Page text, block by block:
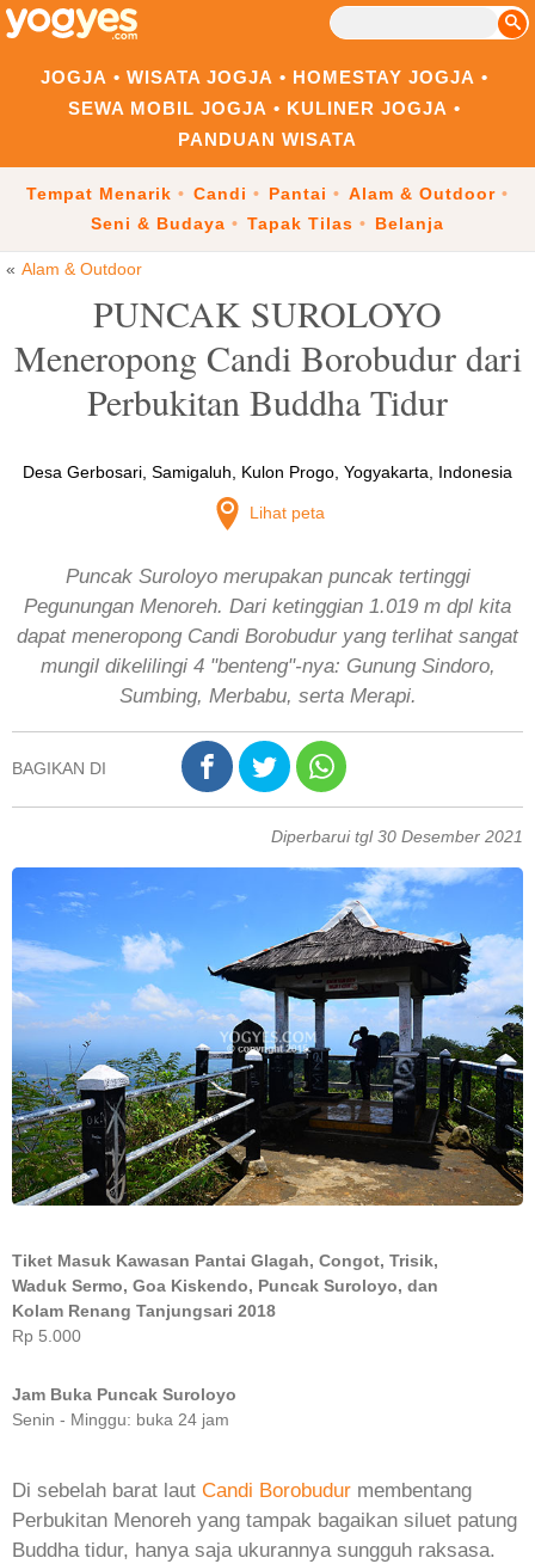
JOGJA WISATA JOGJA
HOMESTAY JOGJA
SEWA MOBIL JOGJA
KULINER JOGJA
PANDUAN WISATA
Tempat Menarik Candi Pantai
Alam & Outdoor
Seni & Budaya
Tapak Tilas Belanja
Alam & Outdoor
PUNCAK SUROLOYO
Meneropong Candi Borobudur dari
Perbukitan Buddha Tidur
Desa Gerbosari, Samigaluh, Kulon Progo, Yogyakarta, Indonesia
Lihat peta
Puncak Suroloyo merupakan puncak tertinggi
Pegunungan Menoreh. Dari ketinggian 1.019 m dpl kita
dapat meneropong Candi Borobudur yang terlihat sangat
mungil dikelilingi 4 "benteng"-nya: Gunung Sindoro,
Sumbing, Merbabu, serta Merapi.
BAGIKAN DI
Diperbarui tgl 30 Desember 2021
Tiket Masuk Kawasan Pantai Glagah, Congot, Trisik,
Waduk Sermo, Goa Kiskendo, Puncak Suroloyo, dan
Kolam Renang Tanjungsari 2018
Rp 5.000
Jam Buka Puncak Suroloyo
Senin - Minggu: buka 24 jam
Di sebelah barat laut Candi Borobudur membentang
Perbukitan Menoreh yang tampak bagaikan siluet patung
Buddha tidur, hanya saja ukurannya sungguh raksasa.